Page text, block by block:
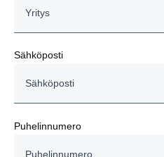
Sähköposti
Puhelinnumero